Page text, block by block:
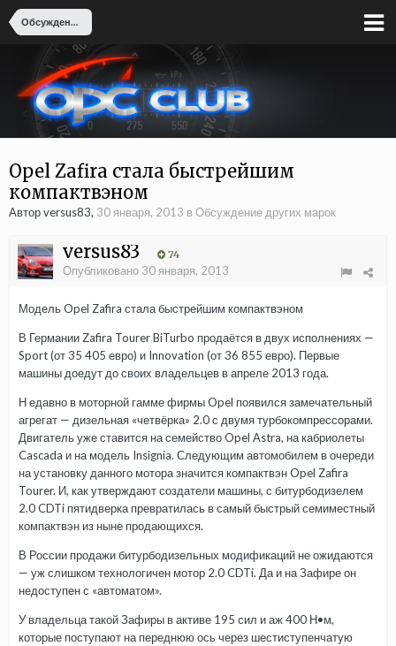
Обсуждение других марок
Opel Zafira стала быстрейшим
компактвэном
Автор versus83, 30 января, 2013 в Обсуждение других марок
versus83 74
Опубликовано 30 января, 2013
Модель Opel Zafira стала быстрейшим компактвэном
В Германии Zafira Tourer BiTurbo продаётся в двух исполнениях —
Sport (от 35 405 евро) и Innovation (от 36 855 евро). Первые
машины доедут до своих владельцев в апреле 2013 года.
Н едавно в моторной гамме фирмы Opel появился замечательный
агрегат — дизельная «четвёрка» 2.0 с двумя турбокомпрессорами.
Двигатель уже ставится на семейство Opel Astra, на кабриолеты
Cascada и на модель Insignia. Следующим автомобилем в очереди
на установку данного мотора значится компактвэн Opel Zafira
Tourer. И, как утверждают создатели машины, с битурбодизелем
2.0 CDTi пятидверка превратилась в самый быстрый семиместный
компактвэн из ныне продающихся.
В России продажи битурбодизельных модификаций не ожидаются
— уж слишком технологичен мотор 2.0 CDTi. Да и на Зафире он
недоступен с «автоматом».
У владельца такой Зафиры в активе 195 сил и аж 400 Н•м,
которые поступают на переднюю ось через шестиступенчатую